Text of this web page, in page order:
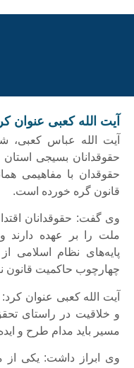
آیت الله کعبی
آیت الله عباس کعبی،
حقوقدانان بسیجی
حقوقدان با مفاهیمی
قانون گره خورده است.
وی گفت: حقوقدانان
ملت را بر عهده دارند
پایه‌های نظام
چهارچوب حاکمیت قانون
آیت الله کعبی عنوان
و خلاقیت در راستای
مسیر باید مدام طرح و ایده
وی ابراز داشت: یکی از